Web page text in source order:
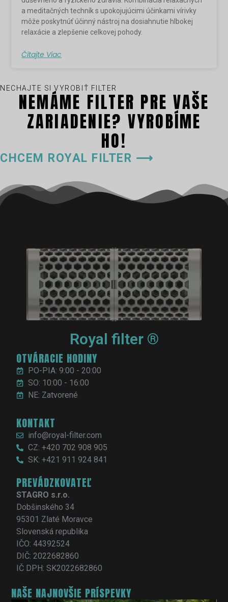
a meditačných techník s upokojujúcimi účinkami vírivky
môže poskytnúť účinný nástroj na dosiahnutie hlbokej
relaxácie a zlepšenie celkovej pohody.
Čítajte Viac
NECHAJTE SI VYROBIŤ FILTER
NEMÁME FILTER PRE VAŠE
ZARIADENIE? VYROBÍME
HO!
CHCEM ROYAL FILTER ⟶
Royal filter ®
OTVÁRACIE HODINY
PO-PIA: 9:00 - 20:00
SO: 10:00 - 16:00
NE: Zatvorené
KONTAKT
info@royal-filter.com
CZ: +420 702 908 905
SK: +421 911 924 841
PREVÁDZKOVATEĽ
STAGRO s.r.o.
Dobšinského 34
95301 Zlaté Moravce
Slovenská republika
IČO: 44392524
DIČ: 2022682860
IČ DPH: SK2022682860
NAŠE NAJNOVŠIE PRÍSPEVKY